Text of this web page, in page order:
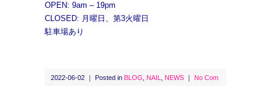
OPEN: 9am – 19pm
CLOSED: 月曜日、第3火曜日
駐車場あり
2022-06-02 ｜ Posted in BLOG NAIL NEWS ｜ No Com